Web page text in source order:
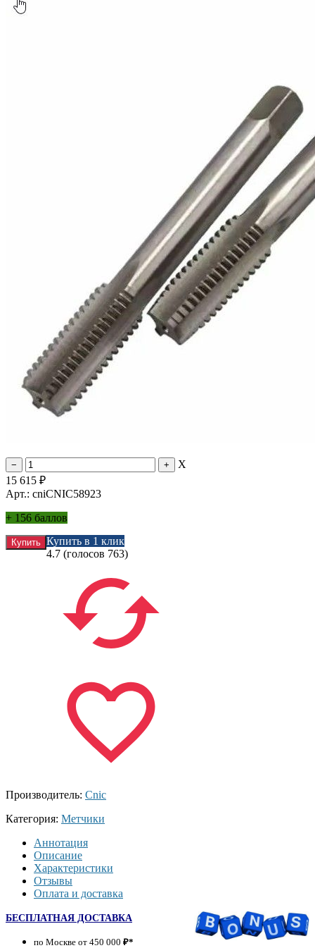
X
15 615 ₽
Арт.: cniCNIC58923
+ 156 баллов
Купить в 1 клик
4.7 (голосов 763)
Производитель: Cnic
Категория: Метчики
Аннотация
Описание
Характеристики
Отзывы
Оплата и доставка
БЕСПЛАТНАЯ ДОСТАВКА
по Москве от 450 000 ₽*